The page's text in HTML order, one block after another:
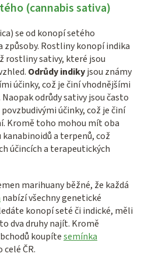
(cannabis sativa)
se od konopí setého
Rostliny konopí indika
rostliny sativy, které jsou
Odrůdy indikyjsou známy
účinky, což je činí vhodnějšími
odrůdy sativy jsou často
účinky, což je činí
Kromě toho mohou mít oba
a terpenů, což
účincích a terapeutických
marihuany běžné, že každá
nabízí všechny genetické
konopí seté či indické, měli
dva druhy najít. Kromě
koupítesemínka
celé ČR.